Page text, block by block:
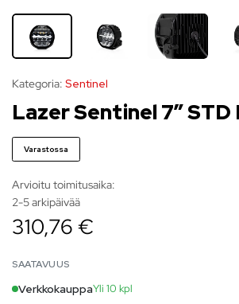
Kategoria: Sentinel
Lazer Sentinel 7” STD
Varastossa
Arvioitu toimitusaika:
2-5 arkipäivää
310,76 €
SAATAVUUS
VerkkokauppaYli 10 kpl